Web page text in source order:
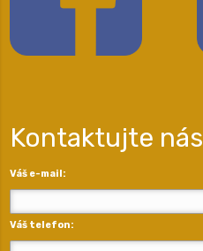
Kontaktujte nás
Váš e-mail:
Váš telefon: